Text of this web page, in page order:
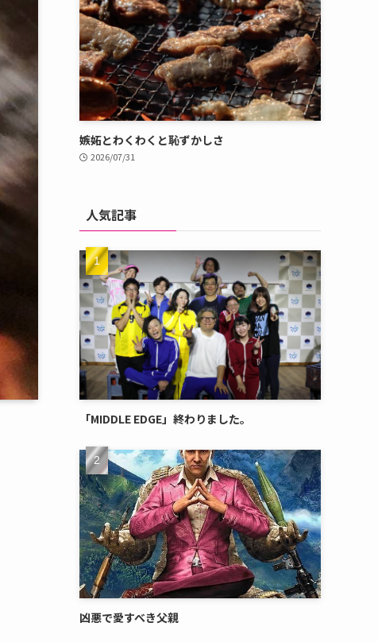
嫉妬とわくわくと恥ずかしさ
2026/07/31
人気記事
「MIDDLE EDGE」終わりました。
凶悪で愛すべき父親